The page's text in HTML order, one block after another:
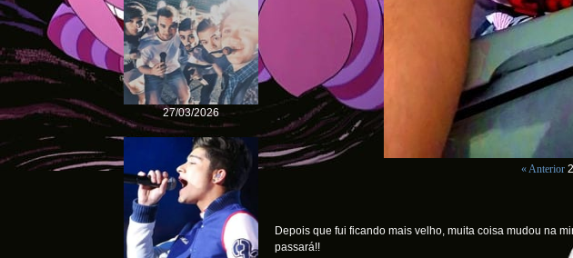
« Anterior
Depois que fui ficando mais velho, muita coisa mudou na
passará!!
27/03/2026